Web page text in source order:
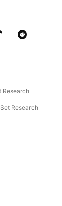
Research
Research